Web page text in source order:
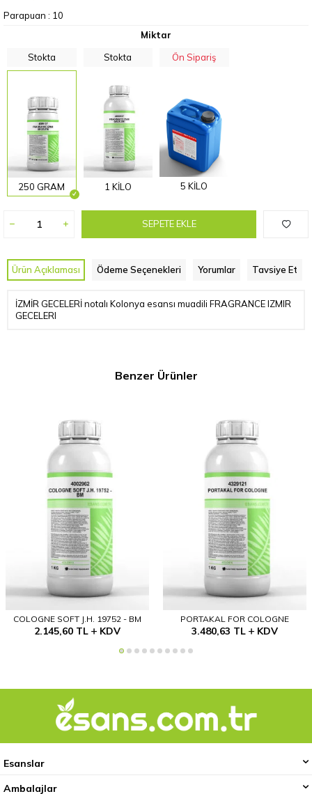
Parapuan : 10
Miktar
Stokta
250 GRAM
Stokta
1 KİLO
Ön Sipariş
5 KİLO
SEPETE EKLE
Ürün Açıklaması Ödeme Seçenekleri Yorumlar Tavsiye Et
İZMİR GECELERİ notalı Kolonya esansı muadili FRAGRANCE IZMIR
GECELERI
Benzer Ürünler
COLOGNE SOFT J.H. 19752 - BM
2.145,60TL KDV
PORTAKAL FOR COLOGNE
3.480,63 TL KDV
Esanslar
Ambalajlar